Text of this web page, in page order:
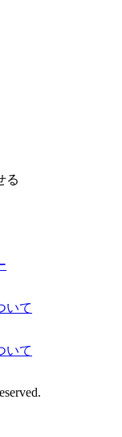
る
いて
いて